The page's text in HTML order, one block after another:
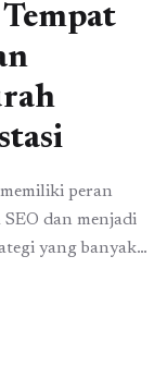
peran
dan menjadi
yang banyak
dan expired